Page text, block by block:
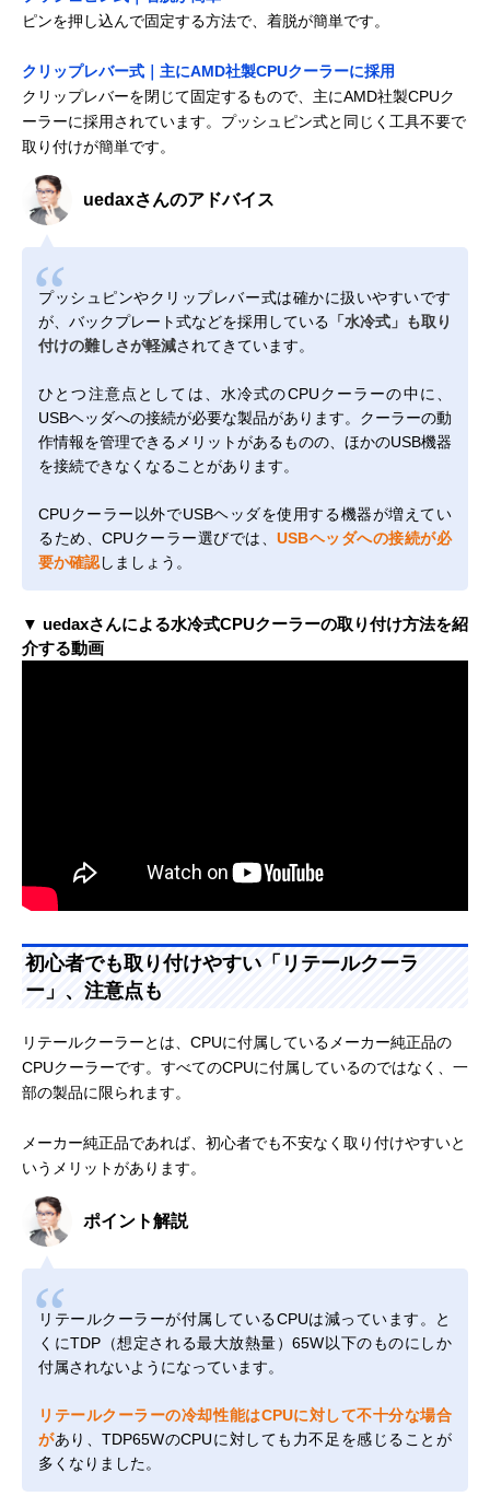
ピンを押し込んで固定する方法で、着脱が簡単です。
クリップレバー式｜主にAMD社製CPUクーラーに採用
クリップレバーを閉じて固定するもので、主にAMD社製CPUク
ーラーに採用されています。プッシュピン式と同じく工具不要で
取り付けが簡単です。
uedaxさんのアドバイス
プッシュピンやクリップレバー式は確かに扱いやすいです
が、バックプレート式などを採用している 「水冷式」も取り
付けの難しさが軽減されてきています。
ひとつ注意点としては、水冷式のCPUクーラーの中に、
USBヘッダへの接続が必要な製品があります。クーラーの動
作情報を管理できるメリットがあるものの、ほかのUSB機器
を接続できなくなることがあります。
CPUクーラー以外でUSBヘッダを使用する機器が増えてい
るため、CPUクーラー選びでは、USBヘッダへの接続が必
要か確認しましょう。
▼ uedaxさんによる水冷式CPUクーラーの取り付け方法を紹
介する動画
初心者でも取り付けやすい「リテールクーラ
ー」、注意点も
リテールクーラーとは、CPUに付属しているメーカー純正品の
CPUクーラーです。すべてのCPUに付属しているのではなく、一
部の製品に限られます。
メーカー純正品であれば、初心者でも不安なく取り付けやすいと
いうメリットがあります。
ポイント解説
リテールクーラーが付属しているCPUは減っています。と
くにTDP（想定される最大放熱量）65W以下のものにしか
付属されないようになっています。
リテールクーラーの冷却性能はCPUに対して不十分な場合
があり、TDP65WのCPUに対しても力不足を感じることが
多くなりました。